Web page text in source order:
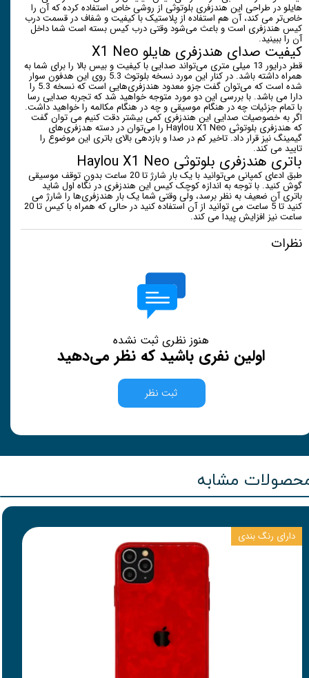
هایلو در طراحی این هندزفری بلوتوثی از روشی خاص استفاده کرده که آن را
خاص‌تر می کند، آن هم استفاده از پلاستیک با کیفیت و شفاف در قسمت درب
کیس هندزفری است و باعث می‌شود وقتی درب کیس بسته است شما داخل
آن را ببینید.
کیفیت صدای هندزفری هایلو X1 Neo
قطر درایور 13 میلی متری می‌تواند صدایی با کیفیت و بیس بالا را برای شما به
همراه داشته باشد. در کنار این مورد نسخه بلوتوث 5.3 روی این هدفون سوار
شده است که می‌توان گفت جزو معدود هندزفری‌هایی است که نسخه 5.3 را
دارا می باشد. با بررسی این دو مورد متوجه خواهید شد که تجربه صدایی رسا
با تمام جزئیات چه در هنگام موسیقی و چه در هنگام مکالمه را خواهید داشت.
اگر به خصوصیات صدایی این هندزفری کمی بیشتر دقت کنیم می توان گفت
که هندزفری بلوتوثی Haylou X1 Neo را می‌توان در دسته هدزفری‌های
گیمینگ نیز قرار داد. تاخیر کم در صدا و بازدهی بالای باتری این موضوع را
تایید می کند.
باتری هندزفری بلوتوثی Haylou X1 Neo
طبق ادعای کمپانی می‌توانید با یک بار شارژ تا 20 ساعت بدون توقف موسیقی
گوش کنید. با توجه به اندازه کوچک کیس این هندزفری در نگاه اول شاید
باتری آن ضعیف به نظر برسد، ولی وقتی شما یک بار هندزفری‌ها را شارژ می
کنید تا 5 ساعت می توانید از آن استفاده کنید در حالی که همراه با کیس تا 20
ساعت نیز افزایش پیدا می کند.
نظرات
هنوز نظری ثبت نشده
اولین نفری باشید که نظر می‌دهید
ثبت نظر
مشابه
دارای رنگ بندی